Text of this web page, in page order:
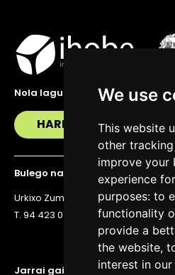
We use
This website
other
improve your
experience
purposes: to
functionality
provide a
the website,
interest in
Jarrai gaitzazu eguneratuta
Nola lagundu zaitzakegu?
HARREMANETAN JARRI
Bulego nagusia
Urkixo Zumarkalea 36, 6. solairua,
T. 94 423 07 43